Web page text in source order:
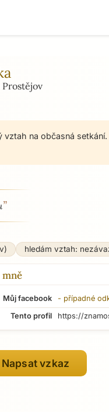
Prostějov
na občasná setkání.
”
hledám vztah:
mně
Můj facebook - případné
Tento profil
https://
Napsat vzkaz